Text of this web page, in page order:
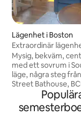
Lägenhet i Boston
Extraordinär
södra Boston!
Mysig, bekväm,
med ett sovrum i
läge, några steg
Street Bathouse,
World Cup 2026!
oändliga
perfekta semester! Bekväm egen
ingång säkerställer